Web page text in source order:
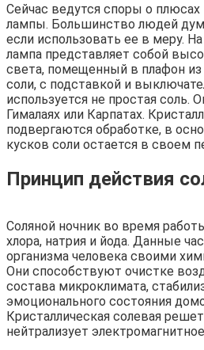
Сейчас ведутся споры о плюсах
лампы. Большинство людей
если использовать ее в меру.
лампа представляет собой
света, помещенный в плафон из
соли, с подставкой и
используется не простая соль.
Гималаях или Карпатах.
подвергаются обработке, в
кусков соли остается в своем
Принцип действия
Соляной ночник во время
хлора, натрия и йода. Данные
организма человека своими
Они способствуют очистке
состава микроклимата,
эмоционального состояния
Кристаллическая солевая
нейтрализует